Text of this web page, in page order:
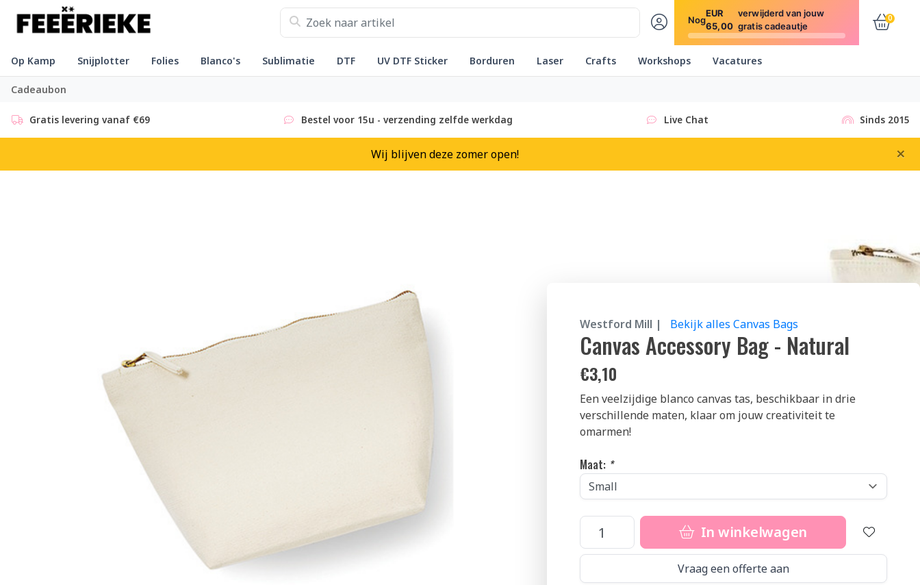
Nog
EUR
65,00
verwijderd van jouw
gratis cadeautje
0
Op Kamp Snijplotter Folies Blanco's Sublimatie DTF UV DTF Sticker Borduren Laser Crafts Workshops Vacatures
Cadeaubon
Gratis levering vanaf €69 Bestel voor 15u - verzending zelfde werkdag Live Chat Sinds 2015
Wij blijven deze zomer open! ×
Westford Mill | Bekijk alles Canvas Bags
Canvas Accessory Bag - Natural
€3,10
Een veelzijdige blanco canvas tas, beschikbaar in drie
verschillende maten, klaar om jouw creativiteit te
omarmen!
Maat: *
In winkelwagen
Vraag een offerte aan